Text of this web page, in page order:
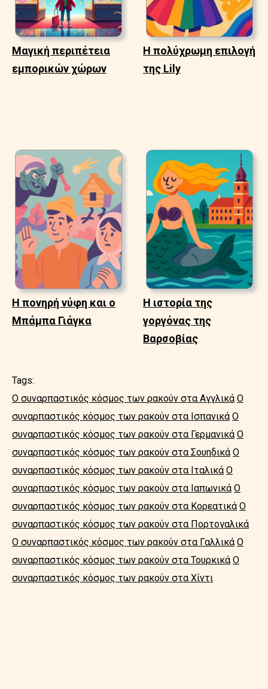
Μαγική περιπέτεια
εμπορικών χώρων
Η πολύχρωμη επιλογή
της Lily
Η πονηρή νύφη και ο
Μπάμπα Γιάγκα
Η ιστορία της
γοργόνας της
Βαρσοβίας
Tags:
Ο συναρπαστικός κόσμος των ρακούν στα Αγγλικά Ο
συναρπαστικός κόσμος των ρακούν στα Ισπανικά Ο
συναρπαστικός κόσμος των ρακούν στα Γερμανικά Ο
συναρπαστικός κόσμος των ρακούν στα Σουηδικά Ο
συναρπαστικός κόσμος των ρακούν στα Ιταλικά Ο
συναρπαστικός κόσμος των ρακούν στα Ιαπωνικά Ο
συναρπαστικός κόσμος των ρακούν στα Κορεατικά Ο
συναρπαστικός κόσμος των ρακούν στα Πορτογαλικά
Ο συναρπαστικός κόσμος των ρακούν στα Γαλλικά Ο
συναρπαστικός κόσμος των ρακούν στα Τουρκικά Ο
συναρπαστικός κόσμος των ρακούν στα Χίντι